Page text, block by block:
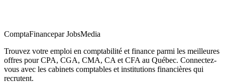
ComptaFinancepar JobsMedia
Trouvez votre emploi en comptabilité et finance parmi les meilleures
offres pour CPA, CGA, CMA, CA et CFA au Québec. Connectez-
vous avec les cabinets comptables et institutions financières qui
recrutent.